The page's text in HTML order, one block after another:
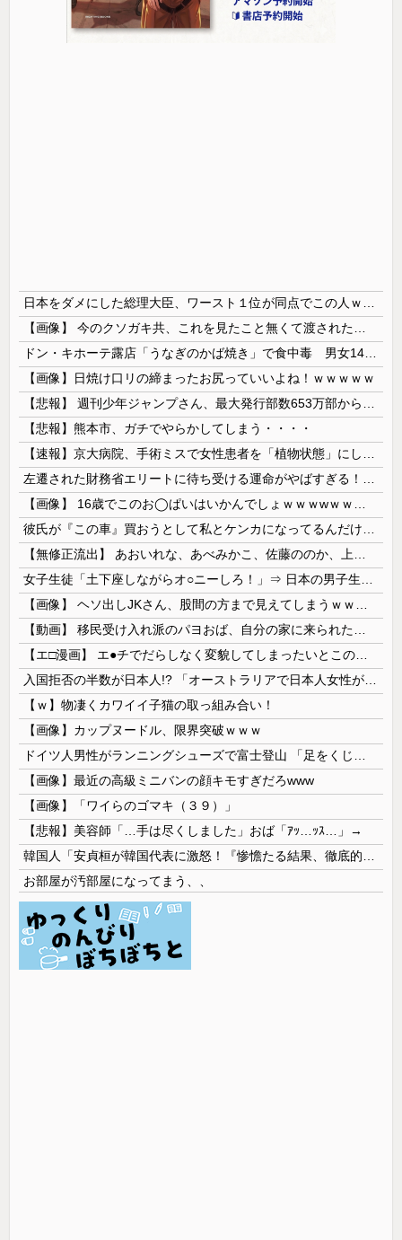
【画像】日焼け口リの締まったお尻っていいよね！ｗｗｗｗｗ
【悲報】熊本市、ガチでやらかしてしまう・・・・
【ｗ】物凄くカワイイ子猫の取っ組み合い！
【画像】カップヌードル、限界突破ｗｗｗ
【画像】最近の高級ミニバンの顔キモすぎだろwww
【画像】「ワイらのゴマキ（３９）」
【悲報】美容師「…手は尽くしました」おば「ｱｯ…ｯｽ…」→
お部屋が汚部屋になってまう、、